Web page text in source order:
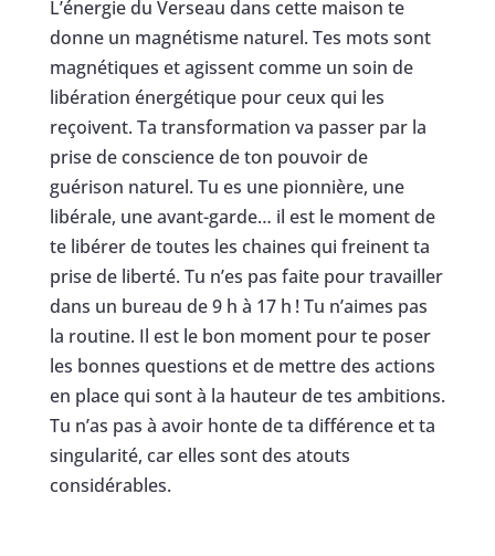
L’énergie du Verseau dans cette maison te
donne un magnétisme naturel. Tes mots sont
magnétiques et agissent comme un soin de
libération énergétique pour ceux qui les
reçoivent. Ta transformation va passer par la
prise de conscience de ton pouvoir de
guérison naturel. Tu es une pionnière, une
libérale, une avant-garde… il est le moment de
te libérer de toutes les chaines qui freinent ta
prise de liberté. Tu n’es pas faite pour travailler
dans un bureau de 9 h à 17 h ! Tu n’aimes pas
la routine. Il est le bon moment pour te poser
les bonnes questions et de mettre des actions
en place qui sont à la hauteur de tes ambitions.
Tu n’as pas à avoir honte de ta différence et ta
singularité, car elles sont des atouts
considérables.